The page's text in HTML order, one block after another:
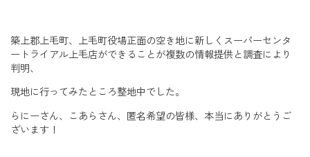
築上郡上毛町、上毛町役場正面の空き地に新しくスーパーセンタ
ートライアル上毛店ができることが複数の情報提供と調査により
判明、
現地に行ってみたところ整地中でした。
らにーさん、こあらさん、匿名希望の皆様、本当にありがとうご
ざいます！